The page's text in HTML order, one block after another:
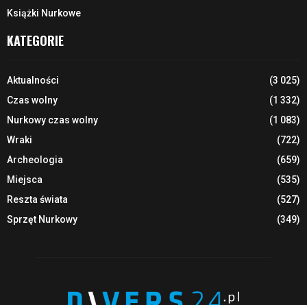
Książki Nurkowe
KATEGORIE
Aktualności
(3 025)
Czas wolny
(1 332)
Nurkowy czas wolny
(1 083)
Wraki
(722)
Archeologia
(659)
Miejsca
(535)
Reszta świata
(527)
Sprzęt Nurkowy
(349)